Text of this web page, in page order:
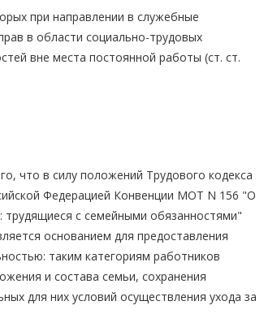
при направлении в служебные
в области социально-трудовых
вне места постоянной работы (ст. ст.
что в силу положений Трудового кодекса
Федерацией Конвенции МОТ N 156 "О
с семейными обязанностями"
основанием для предоставления
таким категориям работников
и состава семьи, сохранения
для них условий осуществления ухода за